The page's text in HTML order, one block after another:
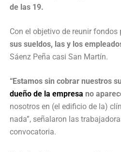
de las 19.
Con el objetivo de reunir fondos
sus sueldos, las y los
Sáenz Peña casi San Martín.
“Estamos sin cobrar nuestros
dueño de la empresa no
nosotros en (el edificio de la)
nada”, señalaron las
convocatoria.